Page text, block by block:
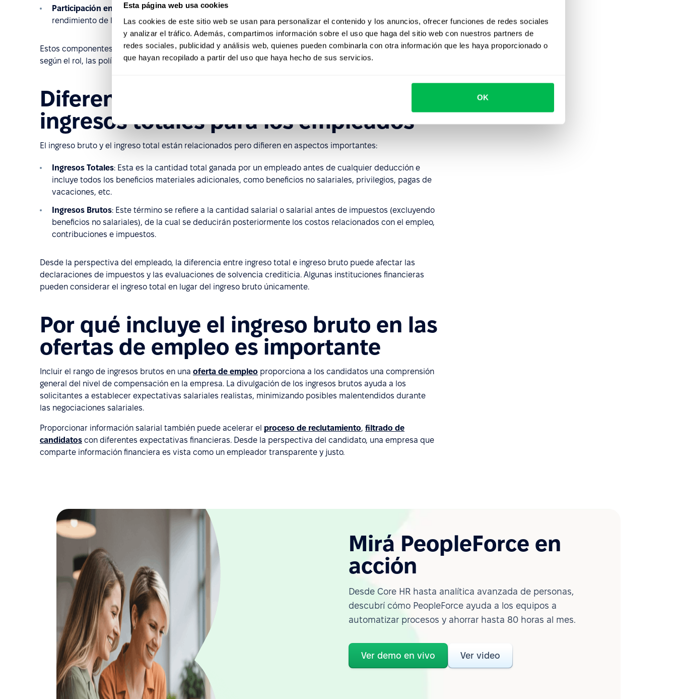
Esta página web usa cookies
Las cookies de este sitio web se usan para personalizar el contenido y los anuncios, ofrecer funciones de redes sociales
y analizar el tráfico. Además, compartimos información sobre el uso que haga del sitio web con nuestros partners de
redes sociales, publicidad y análisis web, quienes pueden combinarla con otra información que les haya proporcionado o
que hayan recopilado a partir del uso que haya hecho de sus servicios.
OK
Participación en beneficios– una parte de las ganancias de la empresa, que puede variar según el
rendimiento de la compañía.
Estos componentes constituyen en conjunto el ingreso bruto de un empleado de la empresa, variando
según el rol, las políticas de la empresa y las prácticas de la industria.
Diferencias entre ingresos brutos e
ingresos totales para los empleados
El ingreso bruto y el ingreso total están relacionados pero difieren en aspectos importantes:
Ingresos Totales: Esta es la cantidad total ganada por un empleado antes de cualquier deducción e
incluye todos los beneficios materiales adicionales, como beneficios no salariales, privilegios, pagas de
vacaciones, etc.
Ingresos Brutos: Este término se refiere a la cantidad salarial o salarial antes de impuestos (excluyendo
beneficios no salariales), de la cual se deducirán posteriormente los costos relacionados con el empleo,
contribuciones e impuestos.
Desde la perspectiva del empleado, la diferencia entre ingreso total e ingreso bruto puede afectar las
declaraciones de impuestos y las evaluaciones de solvencia crediticia. Algunas instituciones financieras
pueden considerar el ingreso total en lugar del ingreso bruto únicamente.
Por qué incluye el ingreso bruto en las
ofertas de empleo es importante
Incluir el rango de ingresos brutos en una oferta de empleo proporciona a los candidatos una comprensión
general del nivel de compensación en la empresa. La divulgación de los ingresos brutos ayuda a los
solicitantes a establecer expectativas salariales realistas, minimizando posibles malentendidos durante
las negociaciones salariales.
Proporcionar información salarial también puede acelerar el proceso de reclutamiento, filtrado de
candidatos con diferentes expectativas financieras. Desde la perspectiva del candidato, una empresa que
comparte información financiera es vista como un empleador transparente y justo.
Mirá PeopleForce en
acción
Desde Core HR hasta analítica avanzada de personas,
descubrí cómo PeopleForce ayuda a los equipos a
automatizar procesos y ahorrar hasta 80 horas al mes.
Ver demo en vivo Ver video